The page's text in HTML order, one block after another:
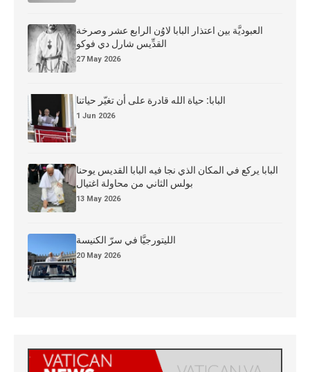
العبوديَّة بين اعتذار البابا لاوُن الرابع عشر وصرخة
القدِّيس شارل دي فوكو
27 May 2026
البابا: حياة الله قادرة على أن تغيّر حياتنا
1 Jun 2026
البابا يركع في المكان الذي نجا فيه البابا القديس يوحنا
بولس الثاني من محاولة اغتيال
13 May 2026
الليتورجيَّا في سرّ الكنيسة
20 May 2026